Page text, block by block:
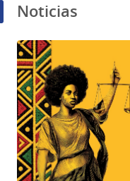
Noticias